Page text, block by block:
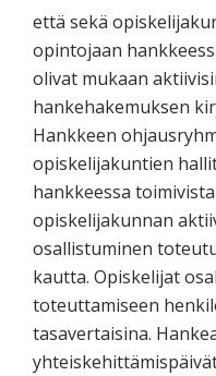
että sekä
opintojaan
olivat mukaan
hankehakemuksen
Hankkeen
opiskelijakuntien
hankkeessa
opiskelijakunnan
osallistuminen
kautta. Opiskelijat
toteuttamiseen
tasavertaisina.